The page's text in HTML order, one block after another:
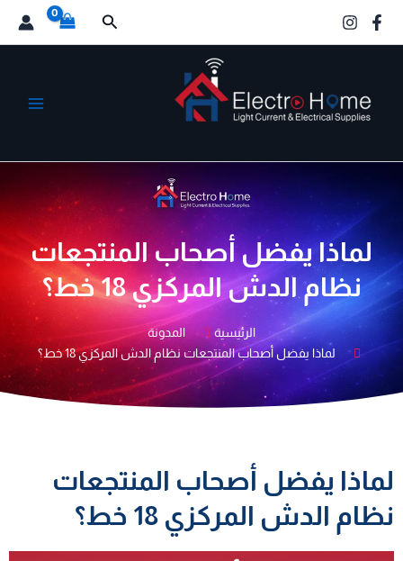
البحث
لماذا يفضل أصحاب المنتجعات
نظام الدش المركزي 18 خط؟
الرئيسية
المدونة
لماذا يفضل أصحاب المنتجعات نظام الدش المركزي 18 خط؟
لماذا يفضل أصحاب المنتجعات
نظام الدش المركزي 18 خط؟